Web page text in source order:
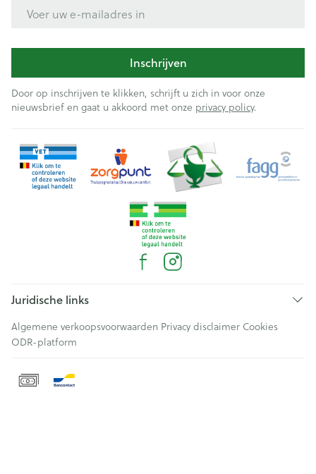
Inschrijven
Door op inschrijven te klikken, schrijft u zich in voor onze
nieuwsbrief en gaat u akkoord met onze privacy policy.
Juridische links
Algemene verkoopsvoorwaarden Privacy disclaimer Cookies
ODR-platform